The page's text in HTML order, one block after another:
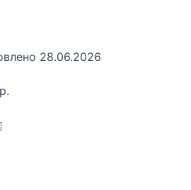
28.06.2026